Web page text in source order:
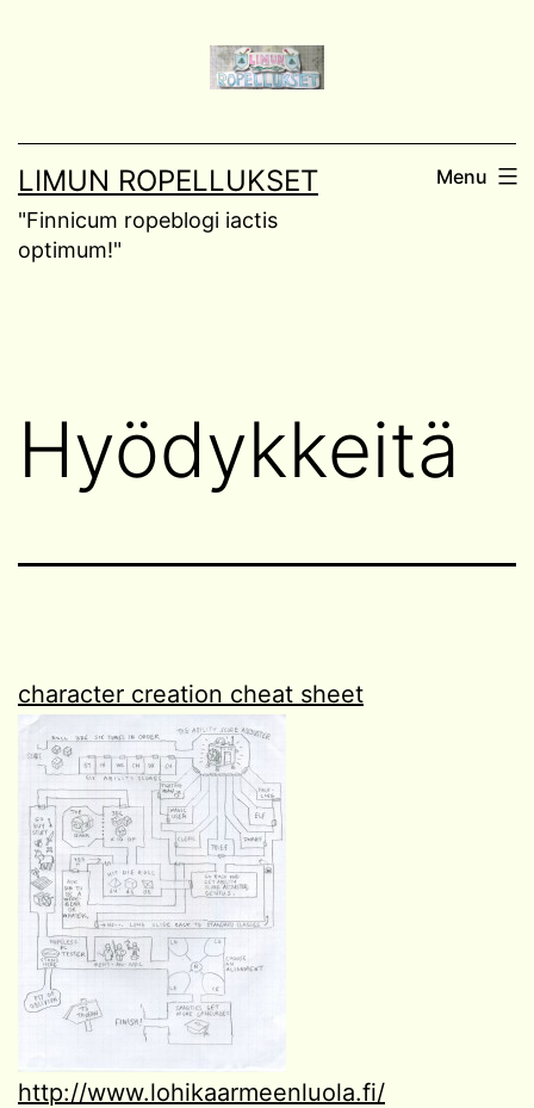
LIMUN ROPELLUKSET
"Finnicum ropeblogi iactis
optimum!"
Menu
Hyödykkeitä
character creation cheat sheet
http://www.lohikaarmeenluola.fi/